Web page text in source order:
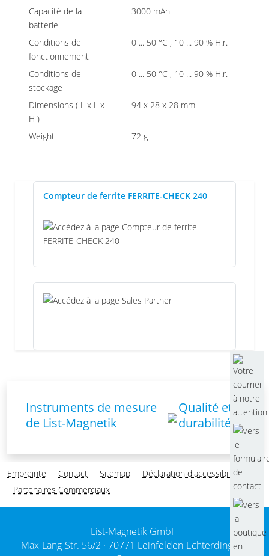
Capacité de la
batterie
3000 mAh
Conditions de
fonctionnement
0 ... 50 °C , 10 ... 90 % H.r.
Conditions de
stockage
0 ... 50 °C , 10 ... 90 % H.r.
Dimensions ( L x L x
H )
94 x 28 x 28 mm
Weight 72 g
Compteur de ferrite FERRITE-CHECK 240
Instruments de mesure
de List-Magnetik
Qualité et
durabilité
Empreinte Contact Sitemap
Déclaration d'accessibilité
Partenaires Commerciaux
List-Magnetik GmbH
Max-Lang-Str. 56/2 · 70771 Leinfelden-Echterdingen /